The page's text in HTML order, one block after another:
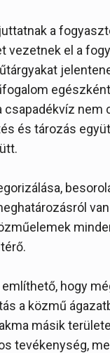
a
vezetnek el a
csapadékvíz
és tározás
hogy
a közmű
másik
tevékenység,